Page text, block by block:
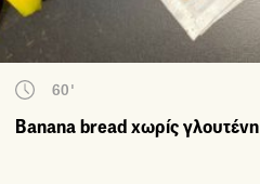
60'
Banana bread χωρίς γλουτένη